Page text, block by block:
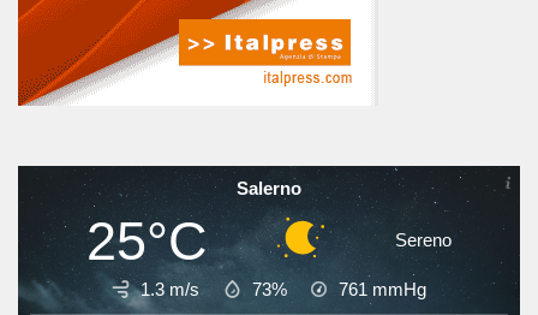
Salerno
25°C Sereno
1.3 m/s 73% 761 mmHg